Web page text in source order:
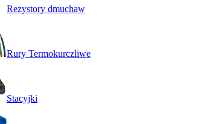
Rezystory dmuchaw
Rury Termokurczliwe
Stacyjki